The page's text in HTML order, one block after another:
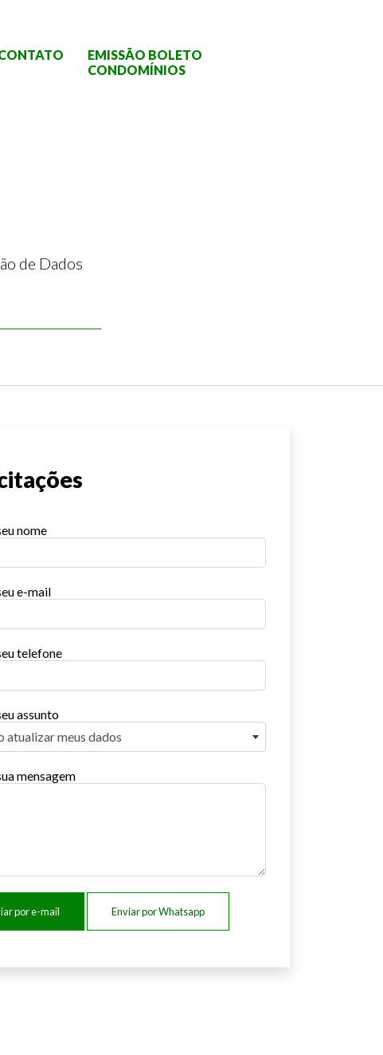
EMISSÃO BOLETO
CONDOMÍNIOS
de Dados
nome
e-mail
telefone
assunto
atualizar meus dados
mensagem
por e-mail Enviar por Whatsapp